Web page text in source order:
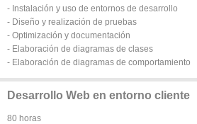
- Instalación y uso de entornos de desarrollo
- Diseño y realización de pruebas
- Optimización y documentación
- Elaboración de diagramas de clases
- Elaboración de diagramas de comportamiento
Desarrollo Web en entorno cliente
80 horas